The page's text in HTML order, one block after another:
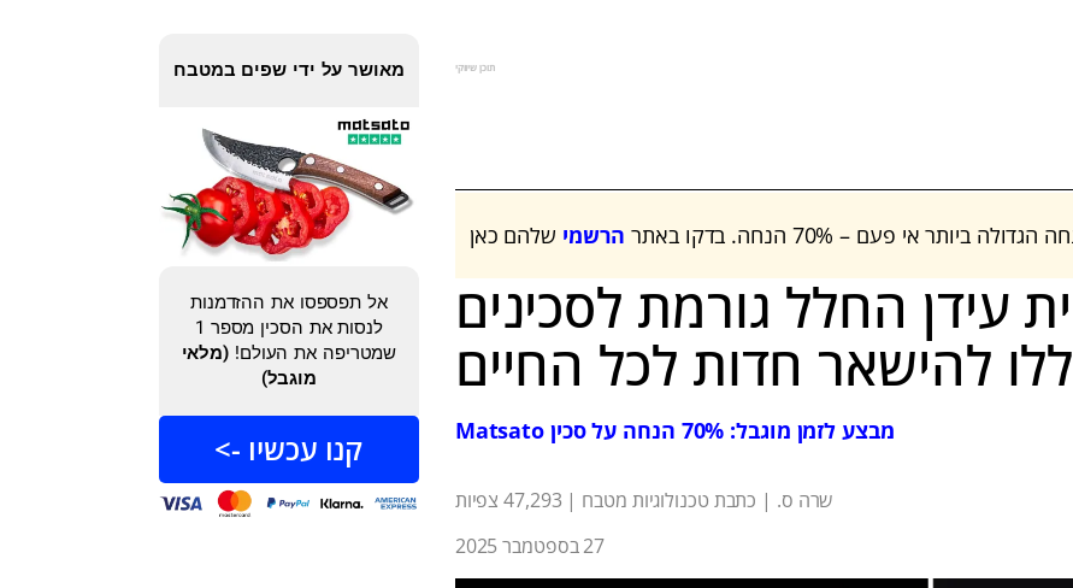
מאושר על ידי שפים במטבח
אל תפספסו את ההזדמנות
לנסות את הסכין מספר 1
שמטריפה את העולם! (מלאי
מוגבל)
קנו עכשיו ->
תוכן שיווקי
הרשמי שלהם כאן
עידן החלל גורמת לסכינים
להישאר חדות לכל החיים
מבצע לזמן מוגבל: ‎70%‎ הנחה על סכין Matsato
שרה ס. | כתבת טכנולוגיות מטבח | ‎47,293‎ צפיות
27 בספטמבר 2025